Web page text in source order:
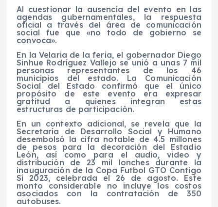
Al cuestionar la ausencia del evento en las
agendas gubernamentales, la respuesta
oficial a través del área de comunicación
social fue que «no todo de gobierno se
convoca».
En la Velaria de la feria, el gobernador Diego
Sinhue Rodríguez Vallejo se unió a unas 7 mil
personas representantes de los 46
municipios del estado. La Comunicación
Social del Estado confirmó que el único
propósito de este evento era expresar
gratitud a quienes integran estas
estructuras de participación.
En un contexto adicional, se revela que la
Secretaría de Desarrollo Social y Humano
desembolsó la cifra notable de 4.5 millones
de pesos para la decoración del Estadio
León, así como para el audio, video y
distribución de 23 mil lonches durante la
inauguración de la Copa Futbol GTO Contigo
Sí 2023, celebrada el 26 de agosto. Este
monto considerable no incluye los costos
asociados con la contratación de 350
autobuses.